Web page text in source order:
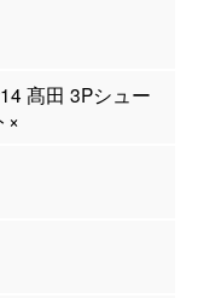
髙田 3Pシュー
×